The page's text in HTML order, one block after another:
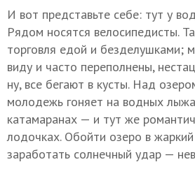
И вот представьте себе: тут у
Рядом носятся велосипедисты.
торговля едой и безделушками;
виду и часто переполнены,
ну, все бегают в кусты. Над
молодежь гоняет на водных
катамаранах — и тут же
лодочках. Обойти озеро в
заработать солнечный удар —